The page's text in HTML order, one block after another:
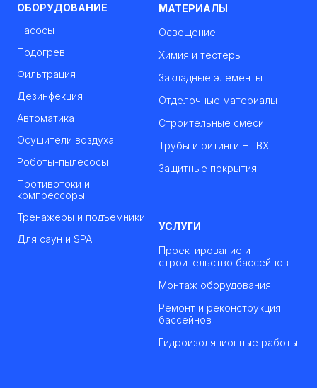
ОБОРУДОВАНИЕ
Насосы
Подогрев
Фильтрация
Дезинфекция
Автоматика
Осушители воздуха
Роботы-пылесосы
Противотоки и
компрессоры
Тренажеры и подъемники
Для саун и SPA
МАТЕРИАЛЫ
Освещение
Химия и тестеры
Закладные элементы
Отделочные материалы
Строительные смеси
Трубы и фитинги НПВХ
Защитные покрытия
УСЛУГИ
Проектирование и
строительство бассейнов
Монтаж оборудования
Ремонт и реконструкция
бассейнов
Гидроизоляционные работы